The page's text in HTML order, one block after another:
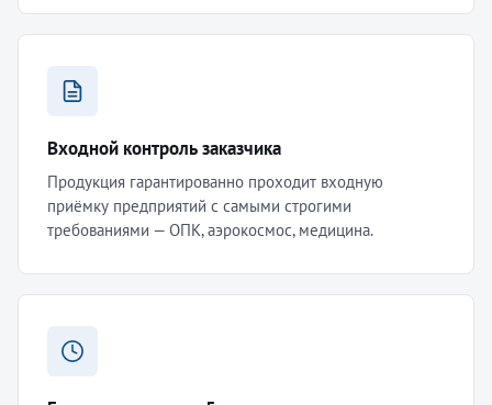
Входной контроль заказчика
Продукция гарантированно проходит входную
приёмку предприятий с самыми строгими
требованиями — ОПК, аэрокосмос, медицина.